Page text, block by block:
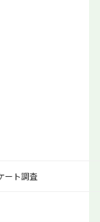
ート調査